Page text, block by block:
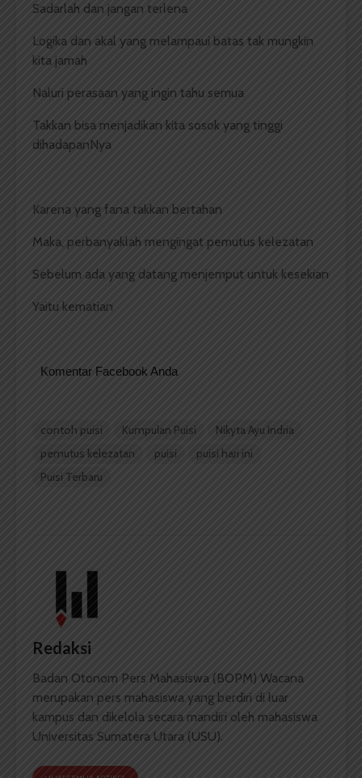
Sadarlah dan jangan terlena
Logika dan akal yang melampaui batas tak mungkin
kita jamah
Naluri perasaan yang ingin tahu semua
Takkan bisa menjadikan kita sosok yang tinggi
dihadapanNya
Karena yang fana takkan bertahan
Maka, perbanyaklah mengingat pemutus kelezatan
Sebelum ada yang datang menjemput untuk kesekian
Yaitu kematian
Komentar Facebook Anda
contoh puisi Kumpulan Puisi
Nikyta Ayu Indria
pemutus kelezatan
puisi
puisi hari ini
Puisi Terbaru
Redaksi
Badan Otonom Pers Mahasiswa (BOPM) Wacana
merupakan pers mahasiswa yang berdiri di luar
kampus dan dikelola secara mandiri oleh mahasiswa
Universitas Sumatera Utara (USU).